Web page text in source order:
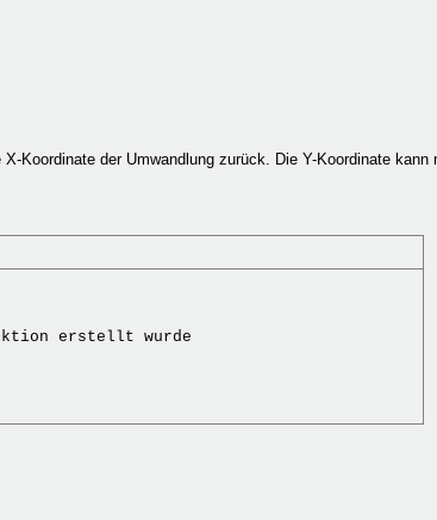
Koordinate der Umwandlung zurück. Die Y-Koordinate kann
erstellt wurde